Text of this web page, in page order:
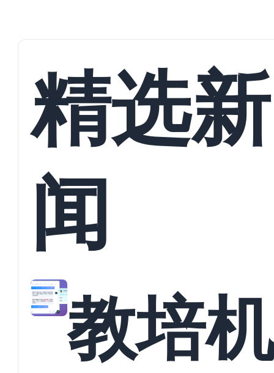
精选新
闻
教培机